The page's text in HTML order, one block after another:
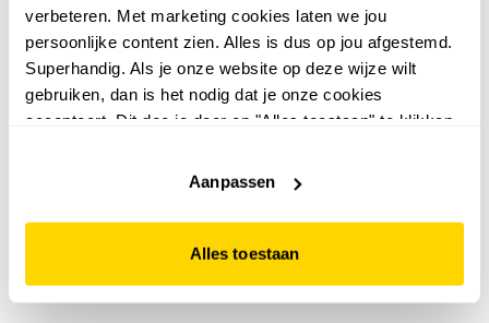
verbeteren. Met marketing cookies laten we jou
persoonlijke content zien. Alles is dus op jou afgestemd.
Superhandig. Als je onze website op deze wijze wilt
gebruiken, dan is het nodig dat je onze cookies
accepteert. Dit doe je door op "Alles toestaan" te klikken.
website niet optimaal functioneert.
Aanpassen
Alles toestaan